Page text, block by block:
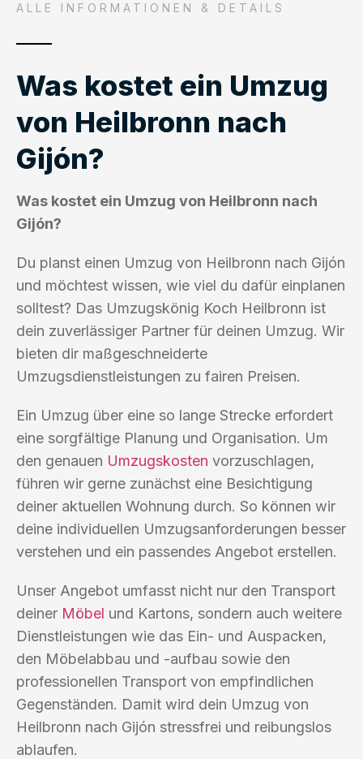
ALLE INFORMATIONEN & DETAILS
Was kostet ein Umzug
von Heilbronn nach
Gijón?
Was kostet ein Umzug von Heilbronn nach
Gijón?
Du planst einen Umzug von Heilbronn nach Gijón
und möchtest wissen, wie viel du dafür einplanen
solltest? Das Umzugskönig Koch Heilbronn ist
dein zuverlässiger Partner für deinen Umzug. Wir
bieten dir maßgeschneiderte
Umzugsdienstleistungen zu fairen Preisen.
Ein Umzug über eine so lange Strecke erfordert
eine sorgfältige Planung und Organisation. Um
den genauen Umzugskosten vorzuschlagen,
führen wir gerne zunächst eine Besichtigung
deiner aktuellen Wohnung durch. So können wir
deine individuellen Umzugsanforderungen besser
verstehen und ein passendes Angebot erstellen.
Unser Angebot umfasst nicht nur den Transport
deiner Möbel und Kartons, sondern auch weitere
Dienstleistungen wie das Ein- und Auspacken,
den Möbelabbau und -aufbau sowie den
professionellen Transport von empfindlichen
Gegenständen. Damit wird dein Umzug von
Heilbronn nach Gijón stressfrei und reibungslos
ablaufen.